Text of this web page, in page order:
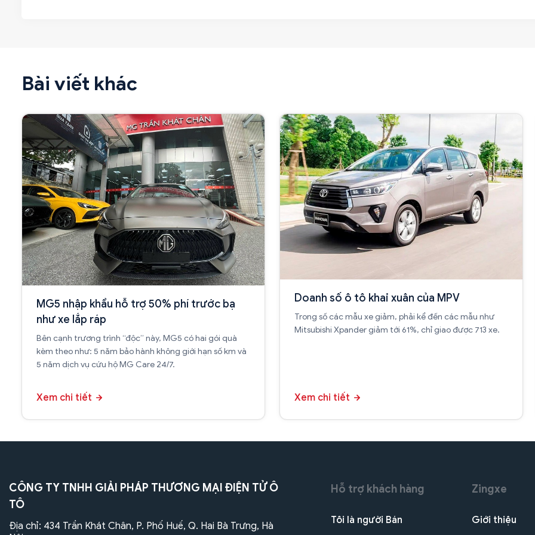
Bài viết khác
MG5 nhập khẩu hỗ trợ 50% phí trước bạ
như xe lắp ráp
Bên cạnh trương trình “độc” này, MG5 có hai gói quà
kèm theo như: 5 năm bảo hành không giới hạn số km và
5 năm dịch vụ cứu hộ MG Care 24/7.
Xem chi tiết
Doanh số ô tô khai xuân của MPV
Trong số các mẫu xe giảm, phải kể đến các mẫu như
Mitsubishi Xpander giảm tới 61%, chỉ giao được 713 xe.
Xem chi tiết
CÔNG TY TNHH GIẢI PHÁP THƯƠNG MẠI ĐIỆN TỬ Ô
TÔ
Địa chỉ: 434 Trần Khát Chân, P. Phố Huế, Q. Hai Bà Trưng, Hà
Hỗ trợ khách hàng
Tôi là người Bán
Zingxe
Giới thiệu